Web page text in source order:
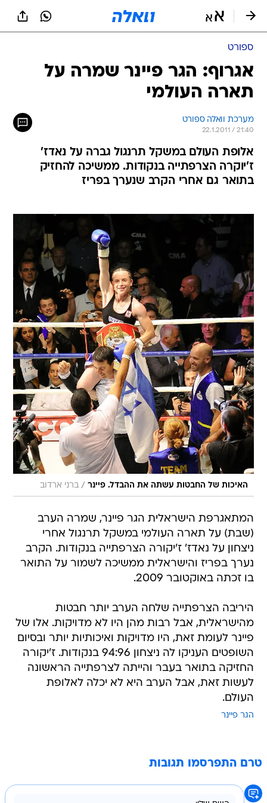
ספורט
אגרוף: הגר פיינר שמרה על
תארה העולמי
מערכת וואלה ספורט
22.1.2011 / 21:40
אלופת העולם במשקל תרנגול גברה על נאדז'
ז'יוקרה הצרפתייה בנקודות. ממשיכה להחזיק
בתואר גם אחרי הקרב שנערך בפריז
האיכות של החבטות עשתה את ההבדל. פיינר / ברני ארדוב
המתאגרפת הישראלית הגר פיינר, שמרה הערב
(שבת) על תארה העולמי במשקל תרנגול אחרי
ניצחון על נאדז' ז'יקורה הצרפתייה בנקודות. הקרב
נערך בפריז והישראלית ממשיכה לשמור על התואר
בו זכתה באוקטובר 2009.
היריבה הצרפתייה שלחה הערב יותר חבטות
מהישראלית, אבל רבות מהן היו לא מדויקות. אלו של
פיינר לעומת זאת, היו מדויקות ואיכותיות יותר ובסיום
השופטים העניקו לה ניצחון 94:96 בנקודות. ז'יקורה
החזיקה בתואר בעבר והייתה לצרפתייה הראשונה
לעשות זאת, אבל הערב היא לא יכלה לאלופת
העולם.
הגר פיינר
טרם התפרסמו תגובות